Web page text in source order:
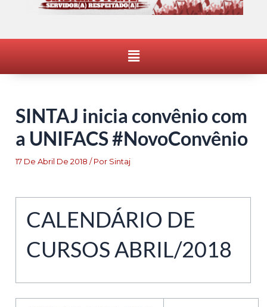
Menu
SINTAJ inicia convênio com
a UNIFACS #NovoConvênio
17 De Abril De 2018/ Por Sintaj
CALENDÁRIO DE
CURSOS ABRIL/2018